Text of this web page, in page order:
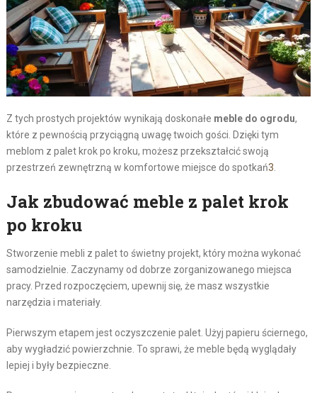
Z tych prostych projektów wynikają doskonałe meble do ogrodu,
które z pewnością przyciągną uwagę twoich gości. Dzięki tym
meblom z palet krok po kroku, możesz przekształcić swoją
przestrzeń zewnętrzną w komfortowe miejsce do spotkań3
Jak zbudować meble z palet krok
po kroku
Stworzenie mebli z palet to świetny projekt, który można wykonać
samodzielnie. Zaczynamy od dobrze zorganizowanego miejsca
pracy. Przed rozpoczęciem, upewnij się, że masz wszystkie
narzędzia i materiały.
Pierwszym etapem jest oczyszczenie palet. Użyj papieru ściernego,
aby wygładzić powierzchnie. To sprawi, że meble będą wyglądały
lepiej i były bezpieczne.